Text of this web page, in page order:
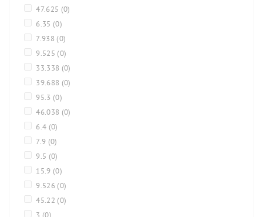
47.625 (0)
6.35 (0)
7.938 (0)
9.525 (0)
33.338 (0)
39.688 (0)
95.3 (0)
46.038 (0)
6.4 (0)
7.9 (0)
9.5 (0)
15.9 (0)
9.526 (0)
45.22 (0)
3 (0)